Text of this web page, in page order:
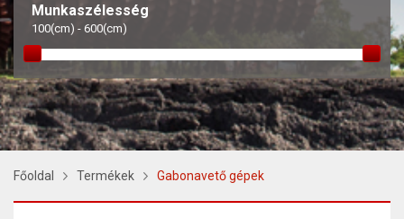
Munkaszélesség
100(cm) - 600(cm)
Főoldal Termékek Gabonavető gépek